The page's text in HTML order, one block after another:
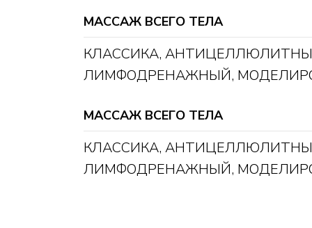
ОЗДОРОВЛЕНИЕ
СРАВНЕНИЕ
МАССАЖ ВСЕГО ТЕЛА
КЛАССИКА,
ЛИМФОДРЕНАЖНЫЙ,
МАССАЖ ВСЕГО ТЕЛА
КЛАССИКА,
ЛИМФОДРЕНАЖНЫЙ,